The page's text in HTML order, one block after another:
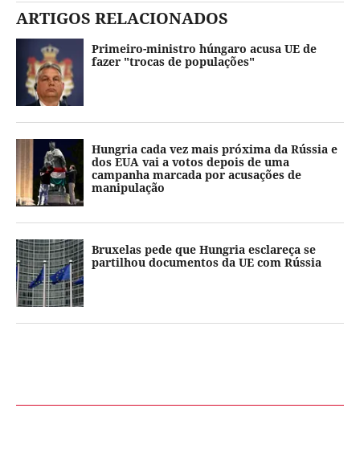
ARTIGOS RELACIONADOS
Primeiro-ministro húngaro acusa UE de
fazer "trocas de populações"
Hungria cada vez mais próxima da Rússia e
dos EUA vai a votos depois de uma
campanha marcada por acusações de
manipulação
Bruxelas pede que Hungria esclareça se
partilhou documentos da UE com Rússia